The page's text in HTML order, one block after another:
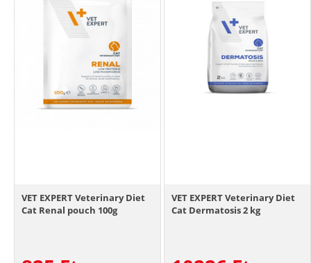
VET EXPERT Veterinary Diet
Cat Renal pouch 100g
VET EXPERT Veterinary Diet
Cat Dermatosis 2 kg